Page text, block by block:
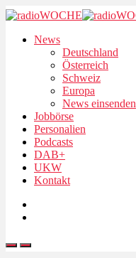
News
Deutschland
Österreich
Schweiz
Europa
News einsenden
Jobbörse
Personalien
Podcasts
DAB+
UKW
Kontakt